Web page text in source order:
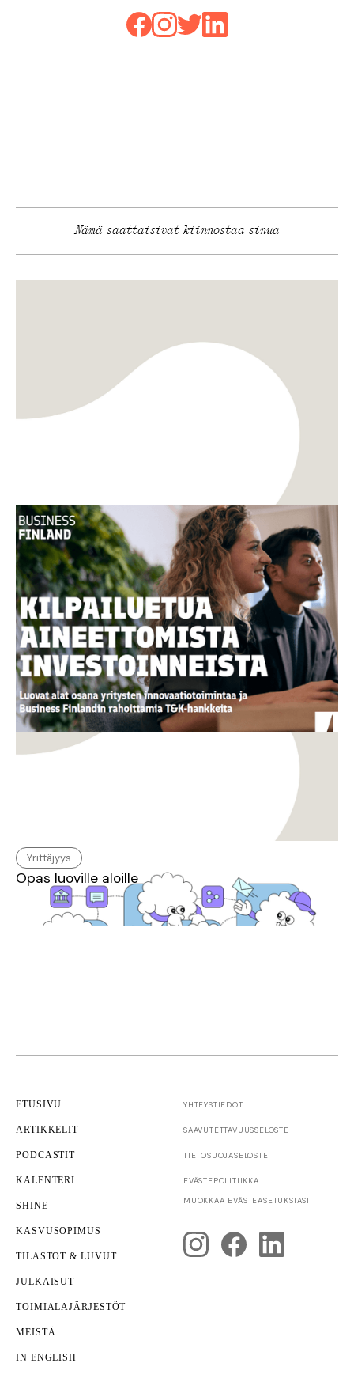
Nämä saattaisivat kiinnostaa sinua
TKI Innovaatiot
Uusi opas: Miten aineettomasta arvosta
rakennetaan kilpailukykyä ja kasvua?
Yrittäjyys
Opas luoville aloille
Yrityksen kuntotarkastus
ETUSIVU
ARTIKKELIT
PODCASTIT
KALENTERI
SHINE
KASVUSOPIMUS
TILASTOT & LUVUT
JULKAISUT
TOIMIALAJÄRJESTÖT
MEISTÄ
IN ENGLISH
YHTEYSTIEDOT
SAAVUTETTAVUUS­SELOSTE
TIETOSUOJASELOSTE
EVÄSTEPOLITIIKKA
MUOKKAA EVÄSTEASETUKSIASI